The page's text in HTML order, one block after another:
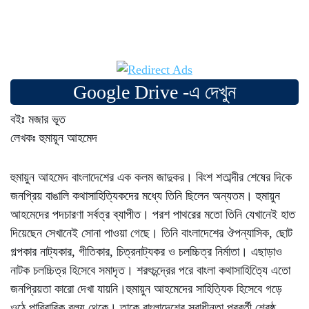
Google Drive -এ দেখুন
বইঃ মজার ভূত
লেখকঃ হুমায়ূন আহমেদ
হুমায়ুন আহমেদ বাংলাদেশের এক কলম জাদুকর। বিংশ শতাব্দীর শেষের দিকে
জনপ্রিয় বাঙালি কথাসাহিত্যিকদের মধ্যে তিনি ছিলেন অন্যতম। হুমায়ুন
আহমেদের পদচারণা সর্বত্র ব্যাপীত। পরশ পাথরের মতো তিনি যেখানেই হাত
দিয়েছেন সেখানেই সোনা পাওয়া গেছে। তিনি বাংলাদেশের ঔপন্যাসিক, ছোট
গল্পকার নাট্যকার, গীতিকার, চিত্রনাট্যকর ও চলচ্চিত্র নির্মাতা। এছাড়াও
নাটক চলচ্চিত্র হিসেবে সমাদৃত। শরৎচন্দ্রের পরে বাংলা কথাসাহিত্যিে এতো
জনপ্রিয়তা কারো দেখা যায়নি।হুমায়ুন আহমেদের সাহিত্যিক হিসেবে গড়ে